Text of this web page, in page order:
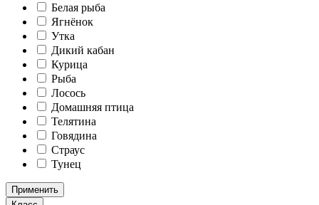
Белая рыба
Ягнёнок
Утка
Дикий кабан
Курица
Рыба
Лосось
Домашняя птица
Телятина
Говядина
Страус
Тунец
Применить